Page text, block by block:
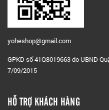
yoheshop@gmail.com
GPKD số 41Q8019663 do UBND
7/09/2015
HỖ TRỢ KHÁCH HÀNG